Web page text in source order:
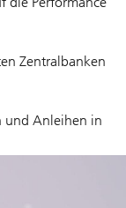
Zentralbanken
und Anleihen in